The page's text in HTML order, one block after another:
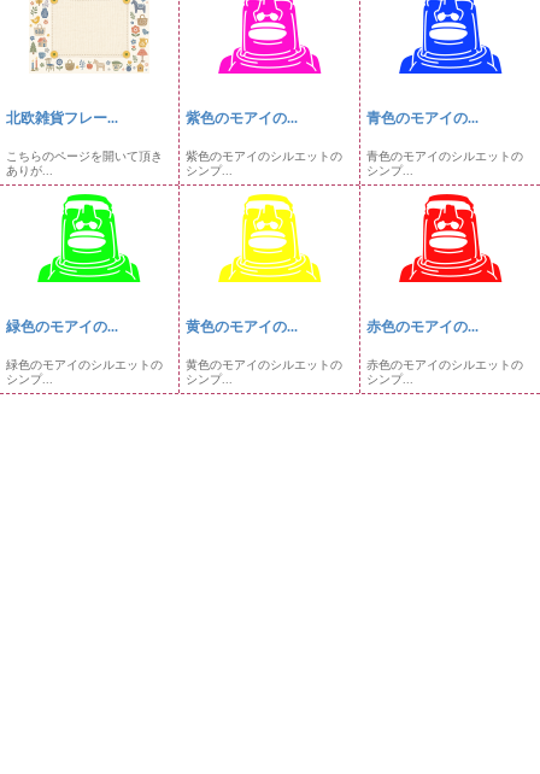
北欧雑貨フレー...
こちらのページを開いて頂き
ありが...
紫色のモアイの...
紫色のモアイのシルエットの
シンプ...
青色のモアイの...
青色のモアイのシルエットの
シンプ...
緑色のモアイの...
緑色のモアイのシルエットの
シンプ...
黄色のモアイの...
黄色のモアイのシルエットの
シンプ...
赤色のモアイの...
赤色のモアイのシルエットの
シンプ...